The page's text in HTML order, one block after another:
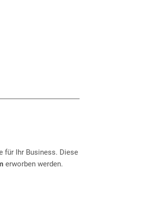
für Ihr Business. Diese
erworben werden.